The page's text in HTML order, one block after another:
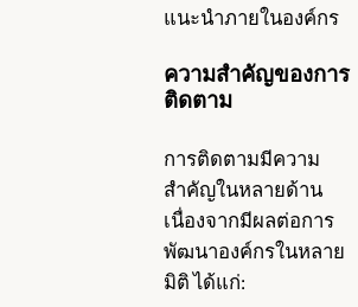
แนะนำภายในองค์กร
ความสำคัญของการ
ติดตาม
การติดตามมีความ
สำคัญในหลายด้าน
เนื่องจากมีผลต่อการ
พัฒนาองค์กรในหลาย
มิติ ได้แก่: